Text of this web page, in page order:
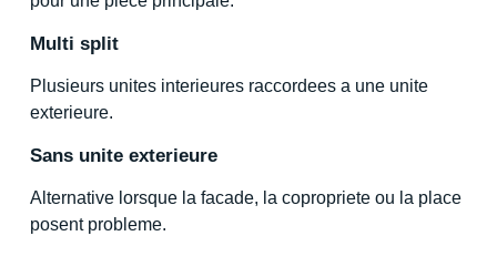
Multi split
Plusieurs unites interieures raccordees a une unite
exterieure.
Sans unite exterieure
Alternative lorsque la facade, la copropriete ou la place
posent probleme.